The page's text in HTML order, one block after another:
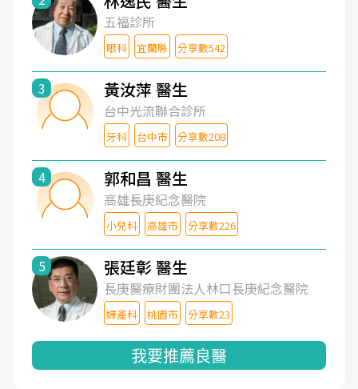
五福診所
眼科 宜蘭縣 分享數542
3 黃汝萍 醫生
台中光流聯合診所
牙科 台中市 分享數208
4 郭和昌 醫生
高雄長庚紀念醫院
小兒科 高雄市 分享數226
5 張廷彰 醫生
長庚醫療財團法人林口長庚紀念醫院
婦產科 桃園市 分享數23
我要推薦良醫